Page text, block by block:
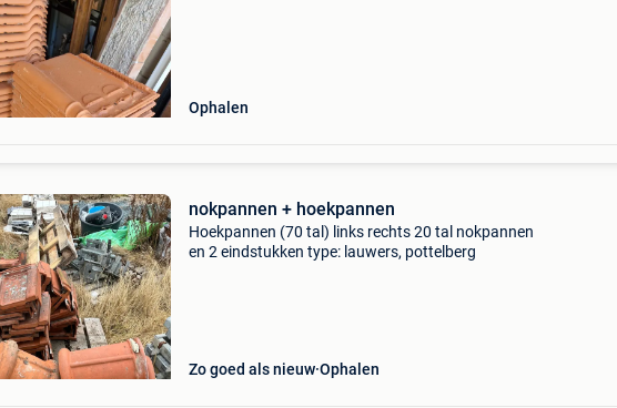
Ophalen
nokpannen + hoekpannen
Hoekpannen (70 tal) links rechts 20 tal nokpannen
en 2 eindstukken type: lauwers, pottelberg
Zo goed als nieuw Ophalen